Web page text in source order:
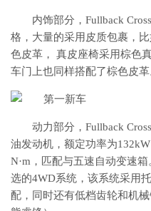
内饰部分，Fullback
格，大量的采用皮质包裹，
色皮革， 真皮座椅采用棕色
车门上也同样搭配了棕色皮革
动力部分，Fullback
油发动机，额定功率为
N·m，匹配与五速自动变速
选的4WD系统，该系统采用
配，同时还有低档齿轮和机